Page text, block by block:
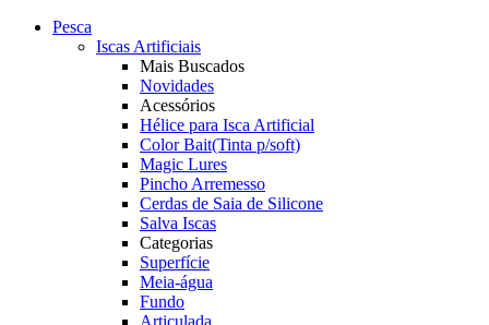
Pesca
Iscas Artificiais
Mais Buscados
Novidades
Acessórios
Hélice para Isca Artificial
Color Bait(Tinta p/soft)
Magic Lures
Pincho Arremesso
Cerdas de Saia de Silicone
Salva Iscas
Categorias
Superfície
Meia-água
Fundo
Articulada